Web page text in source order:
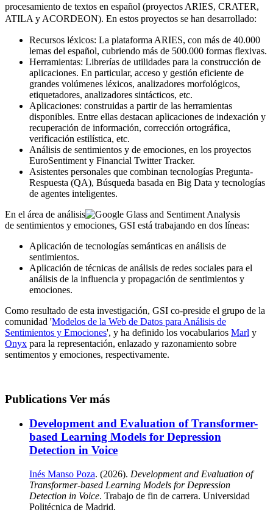
procesamiento de textos en español (proyectos ARIES, CRATER,
ATILA y ACORDEON). En estos proyectos se han desarrollado:
Recursos léxicos: La plataforma ARIES, con más de 40.000
lemas del español, cubriendo más de 500.000 formas flexivas.
Herramientas: Librerías de utilidades para la construcción de
aplicaciones. En particular, acceso y gestión eficiente de
grandes volúmenes léxicos, analizadores morfológicos,
etiquetadores, analizadores sintácticos, etc.
Aplicaciones: construidas a partir de las herramientas
disponibles. Entre ellas destacan aplicaciones de indexación y
recuperación de información, corrección ortográfica,
verificación estilística, etc.
Análisis de sentimientos y de emociones, en los proyectos
EuroSentiment y Financial Twitter Tracker.
Asistentes personales que combinan tecnologías Pregunta-
Respuesta (QA), Búsqueda basada en Big Data y tecnologías
de agentes inteligentes.
En el área de análisis
de sentimientos y emociones, GSI está trabajando en dos líneas:
Aplicación de tecnologías semánticas en análisis de
sentimientos.
Aplicación de técnicas de análisis de redes sociales para el
análisis de la influencia y propagación de sentimientos y
emociones.
Como resultado de esta investigación, GSI co-preside el grupo de la
comunidad 'Modelos de la Web de Datos para Análisis de
Sentimientos y Emociones', y ha definido los vocabularios Marl y
Onyx para la representación, enlazado y razonamiento sobre
sentimentos y emociones, respectivamente.
Publications Ver más
Development and Evaluation of Transformer-
based Learning Models for Depression
Detection in Voice
Inés Manso Poza. (2026). Development and Evaluation of
Transformer-based Learning Models for Depression
Detection in Voice. Trabajo de fin de carrera. Universidad
Politécnica de Madrid.